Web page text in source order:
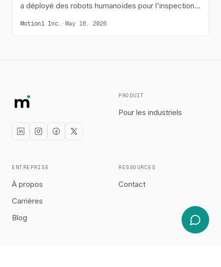
a déployé des robots humanoïdes pour l'inspection
120 PPM à 35 PPM.
Motion1 Inc. · May 18, 2026
PRODUIT
Pour les industriels
ENTREPRISE
À propos
Carrières
Blog
RESSOURCES
Contact